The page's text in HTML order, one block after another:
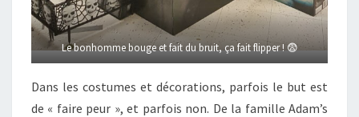
Le bonhomme bouge et fait du bruit, ça fait flipper ! 😨
Dans les costumes et décorations, parfois le but est
de « faire peur », et parfois non. De la famille Adam’s